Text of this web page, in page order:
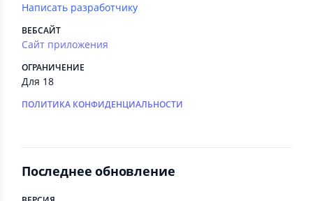
Написать разработчику
ВЕБСАЙТ
Сайт приложения
ОГРАНИЧЕНИЕ
Для 18
ПОЛИТИКА КОНФИДЕНЦИАЛЬНОСТИ
Последнее обновление